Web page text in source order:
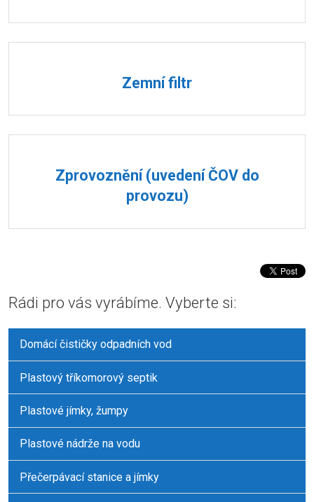
Zemní filtr
Zprovoznění (uvedení ČOV do
provozu)
Rádi pro vás vyrábíme. Vyberte si:
Domácí čističky odpadních vod
Plastový tříkomorový septik
Plastové jímky, žumpy
Plastové nádrže na vodu
Přečerpávací stanice a jímky